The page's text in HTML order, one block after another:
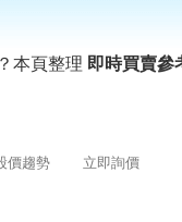
本頁整理 即時買賣參
價趨勢 立即詢價